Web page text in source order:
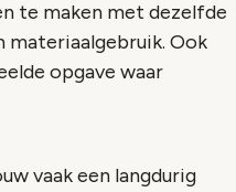
te maken met dezelfde
Ook
opgave waar
vaak een langdurig